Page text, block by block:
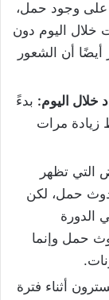
على وجود حمل،
خلال اليوم دون
أن الشعور
خلال اليوم: بدءً
زيادة مرات
التي تظهر
حمل، لكن
الدورة
حمل وإنما
أثناء فترة